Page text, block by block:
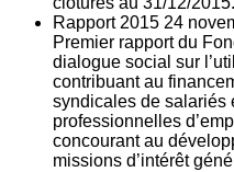
Rapport 2015 24
Premier rapport du
dialogue social sur
contribuant au
syndicales de salariés
professionnelles
concourant au
missions d’intérêt